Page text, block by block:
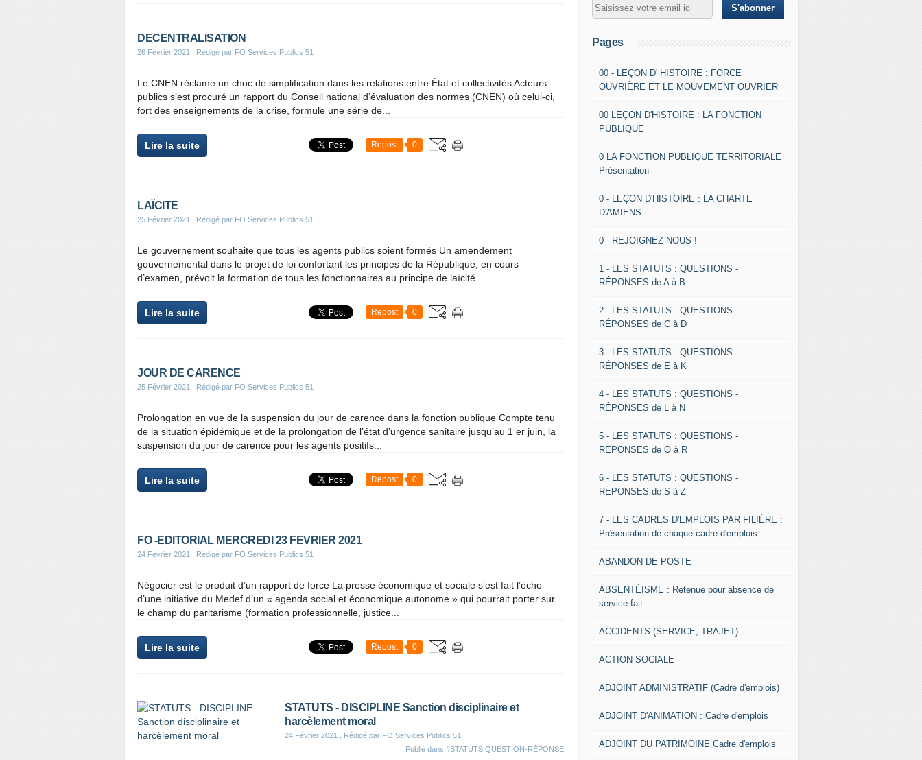
DECENTRALISATION
26 Février 2021 , Rédigé par FO Services Publics 51
Le CNEN réclame un choc de simplification dans les relations entre État et collectivités Acteurs
publics s’est procuré un rapport du Conseil national d’évaluation des normes (CNEN) où celui-ci,
fort des enseignements de la crise, formule une série de...
Lire la suite Repost 0
LAÏCITE
25 Février 2021 , Rédigé par FO Services Publics 51
Le gouvernement souhaite que tous les agents publics soient formés Un amendement
gouvernemental dans le projet de loi confortant les principes de la République, en cours
d’examen, prévoit la formation de tous les fonctionnaires au principe de laïcité....
Lire la suite Repost 0
JOUR DE CARENCE
25 Février 2021 , Rédigé par FO Services Publics 51
Prolongation en vue de la suspension du jour de carence dans la fonction publique Compte tenu
de la situation épidémique et de la prolongation de l’état d’urgence sanitaire jusqu’au 1 er juin, la
suspension du jour de carence pour les agents positifs...
Lire la suite Repost 0
FO -EDITORIAL MERCREDI 23 FEVRIER 2021
24 Février 2021 , Rédigé par FO Services Publics 51
Négocier est le produit d’un rapport de force La presse économique et sociale s’est fait l’écho
d’une initiative du Medef d’un « agenda social et économique autonome » qui pourrait porter sur
le champ du paritarisme (formation professionnelle, justice...
Lire la suite Repost 0
STATUTS - DISCIPLINE Sanction disciplinaire et
harcèlement moral
24 Février 2021
, Rédigé par FO Services Publics 51
Publié dans #STATUTS QUESTION-RÉPONSE
Pages
00 - LEÇON D' HISTOIRE : FORCE
OUVRIÈRE ET LE MOUVEMENT OUVRIER
00 LEÇON D'HISTOIRE : LA FONCTION
PUBLIQUE
0 LA FONCTION PUBLIQUE TERRITORIALE
Présentation
0 - LEÇON D'HISTOIRE : LA CHARTE
D'AMIENS
0 - REJOIGNEZ-NOUS !
1 - LES STATUTS : QUESTIONS -
RÉPONSES de A à B
2 - LES STATUTS : QUESTIONS -
RÉPONSES de C à D
3 - LES STATUTS : QUESTIONS -
RÉPONSES de E à K
4 - LES STATUTS : QUESTIONS -
RÉPONSES de L à N
5 - LES STATUTS : QUESTIONS -
RÉPONSES de O à R
6 - LES STATUTS : QUESTIONS -
RÉPONSES de S à Z
7 - LES CADRES D'EMPLOIS PAR FILIÈRE :
Présentation de chaque cadre d'emplois
ABANDON DE POSTE
ABSENTÉISME : Retenue pour absence de
service fait
ACCIDENTS (SERVICE, TRAJET)
ACTION SOCIALE
ADJOINT ADMINISTRATIF (Cadre d'emplois)
ADJOINT D'ANIMATION : Cadre d'emplois
ADJOINT DU PATRIMOINE Cadre d'emplois